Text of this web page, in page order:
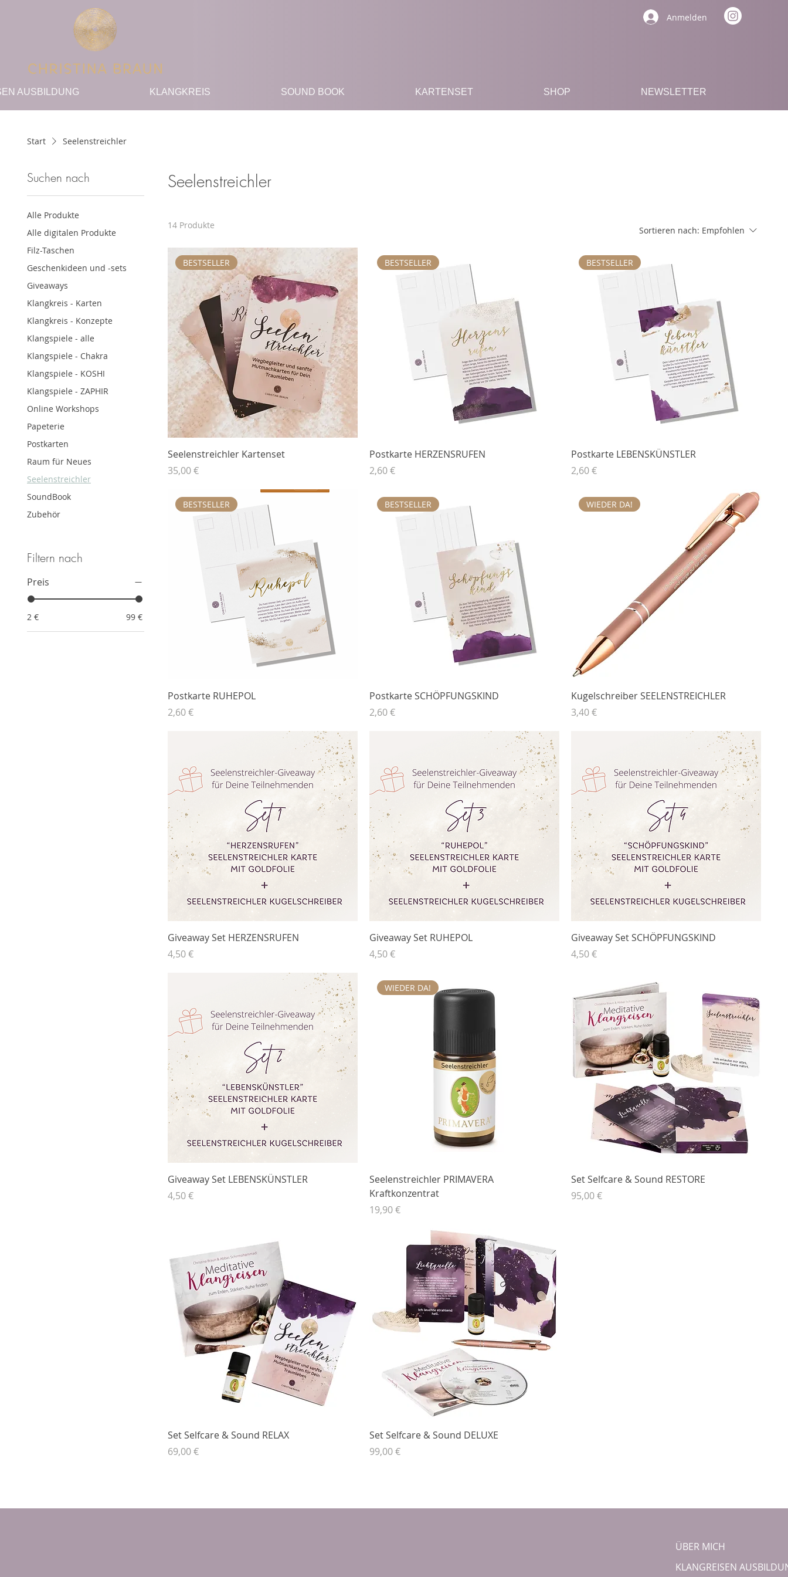
Anmelden
AUSBILDUNG KLANGKREIS SOUND BOOK KARTENSET SHOP NEWSLETTER
Start Seelenstreichler
Suchen nach
Alle Produkte
Alle digitalen Produkte
Filz-Taschen
Geschenkideen und -sets
Giveaways
Klangkreis - Karten
Klangkreis - Konzepte
Klangspiele - alle
Klangspiele - Chakra
Klangspiele - KOSHI
Klangspiele - ZAPHIR
Online Workshops
Papeterie
Postkarten
Raum für Neues
Seelenstreichler
SoundBook
Zubehör
Filtern nach
Preis
2 € 99 €
Seelenstreichler
14 Produkte Sortieren nach: Empfohlen
BESTSELLER
Seelenstreichler Kartenset
Preis
35,00 €
BESTSELLER
Postkarte HERZENSRUFEN
Preis
2,60 €
BESTSELLER
Postkarte LEBENSKÜNSTLER
Preis
2,60 €
BESTSELLER
Postkarte RUHEPOL
Preis
2,60 €
BESTSELLER
Postkarte SCHÖPFUNGSKIND
Preis
2,60 €
WIEDER DA!
Kugelschreiber SEELENSTREICHLER
Preis
3,40 €
Giveaway Set HERZENSRUFEN
Preis
4,50 €
Giveaway Set RUHEPOL
Preis
4,50 €
Giveaway Set SCHÖPFUNGSKIND
Preis
4,50 €
Giveaway Set LEBENSKÜNSTLER
Preis
4,50 €
WIEDER DA!
Seelenstreichler PRIMAVERA
Kraftkonzentrat
Preis
19,90 €
Set Selfcare & Sound RESTORE
Preis
95,00 €
Set Selfcare & Sound RELAX
Preis
69,00 €
Set Selfcare & Sound DELUXE
Preis
99,00 €
ÜBER MICH
KLANGREISEN